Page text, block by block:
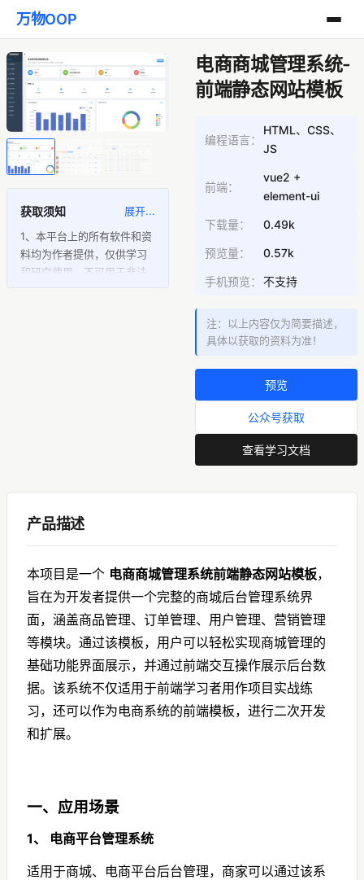
万物OOP
获取须知
展开...
1、本平台上的所有软件和资
料均为作者提供，仅供学习
和研究使用，不可用于非法
途径。
性；同时本平台也不承担用
失或伤害。
4、未经本平台的明确许可，
任何人不得大量链接本站下
载资源；不得复制或仿造本
平台，本平台上所有软件和
资料的知识产权归作者所
有，任何人不得侵害或破
坏，也不得擅自使用。
5、因互联网发展迅速，软件
产品更新迭代快，联系客服
改或删除数据内容的权利，
电商商城管理系统-
前端静态网站模板
编程语言：
HTML、CSS、
JS
前端：
vue2 +
element-ui
下载量： 0.49k
预览量： 0.57k
手机预览： 不支持
注：以上内容仅为简要描述，
具体以获取的资料为准！
预览
公众号获取
查看学习文档
产品描述
本项目是一个 电商商城管理系统前端静态网站模板，
旨在为开发者提供一个完整的商城后台管理系统界
面，涵盖商品管理、订单管理、用户管理、营销管理
等模块。通过该模板，用户可以轻松实现商城管理的
基础功能界面展示，并通过前端交互操作展示后台数
据。该系统不仅适用于前端学习者用作项目实战练
习，还可以作为电商系统的前端模板，进行二次开发
和扩展。
一、 应用场景
1、 电商平台管理系统
适用于商城、电商平台后台管理，商家可以通过该系